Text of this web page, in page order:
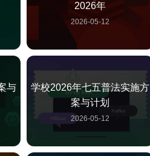
2026年
2026-05-12
与
学校2026年七五普法实施方
案与计划
2026-05-12